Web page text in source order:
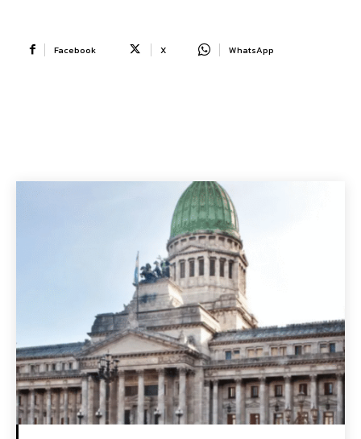
Facebook X WhatsApp